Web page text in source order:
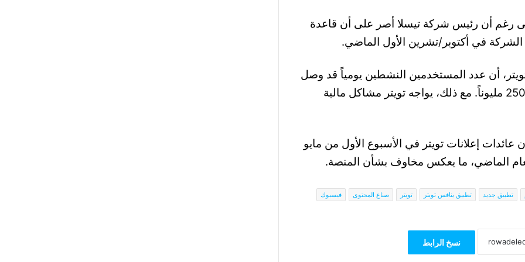
رغم أن رئيس شركة تيسلا أصر على أن قاعدة
في أكتوبر/تشرين الأول الماضي.
أن عدد المستخدمين النشطين يومياً قد وصل
إلى أعلى مستوى له على الإطلاق بأكثر من 250 مليوناً. مع ذلك، يواجه تويتر مشاكل مالية
عائدات إعلانات تويتر في الأسبوع الأول من مايو
تطبيق جديد تطبيق ينافس تويتر تويتر صناع المحتوى فيسبوك
نسخ الرابط